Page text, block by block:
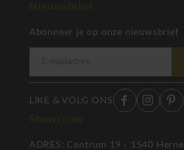
Abonneer je op onze nieuwsbrief
LIKE & VOLG ONS
ADRES: Centrum 19 - 1540 Herne